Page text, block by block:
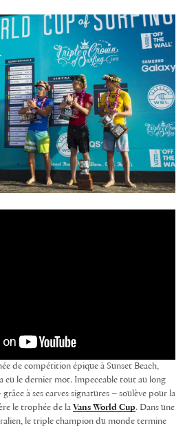
de compétition épique à Sunset Beach,
eu le dernier mot. Impeccable tout au long
à ses carves signatures – soulève pour la
le trophée de la Vans World Cup. Dans une
le triple champion du monde termine